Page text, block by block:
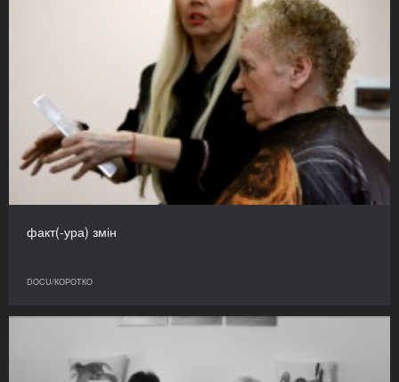
факт(-ура) змін
DOCU/КОРОТКО